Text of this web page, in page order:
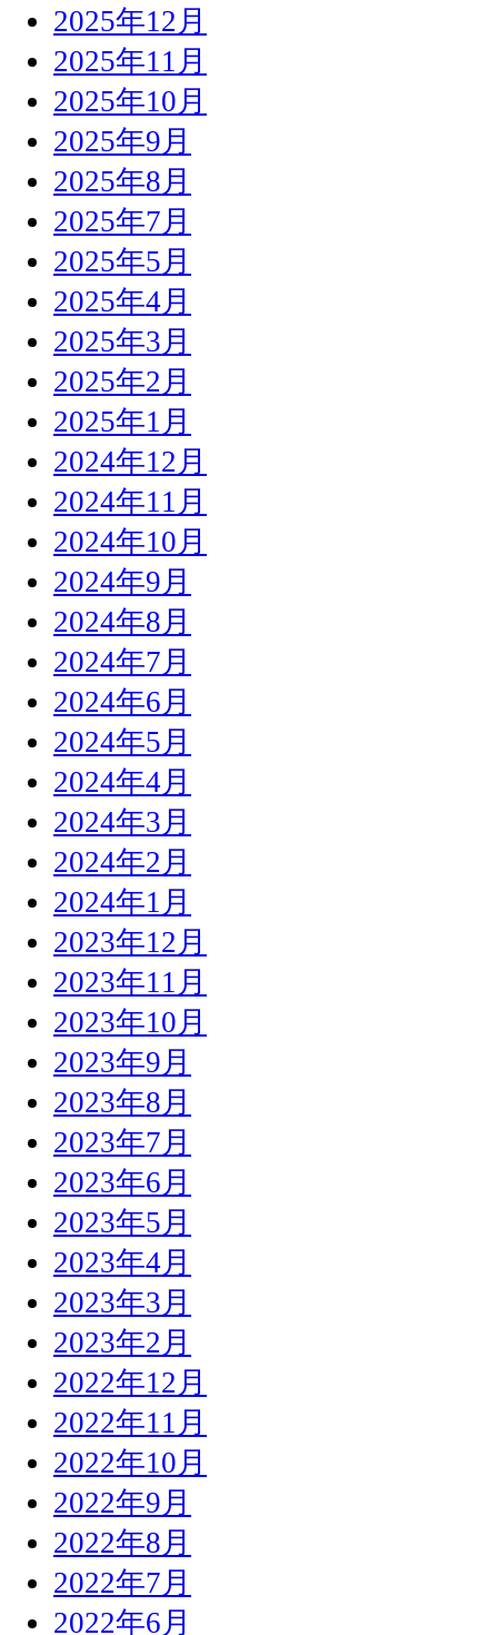
2025年12月
2025年11月
2025年10月
2025年9月
2025年8月
2025年7月
2025年5月
2025年4月
2025年3月
2025年2月
2025年1月
2024年12月
2024年11月
2024年10月
2024年9月
2024年8月
2024年7月
2024年6月
2024年5月
2024年4月
2024年3月
2024年2月
2024年1月
2023年12月
2023年11月
2023年10月
2023年9月
2023年8月
2023年7月
2023年6月
2023年5月
2023年4月
2023年3月
2023年2月
2022年12月
2022年11月
2022年10月
2022年9月
2022年8月
2022年7月
2022年6月